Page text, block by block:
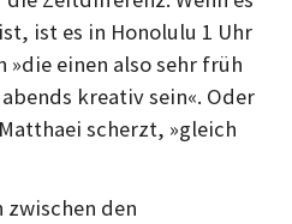
ist es in Honolulu 1 Uhr
»die einen also sehr früh
kreativ sein«. Oder
scherzt, »gleich
zwischen den